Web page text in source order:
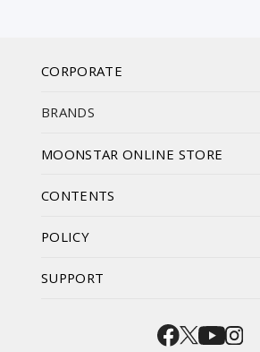
CORPORATE
BRANDS
MOONSTAR ONLINE STORE
CONTENTS
POLICY
SUPPORT